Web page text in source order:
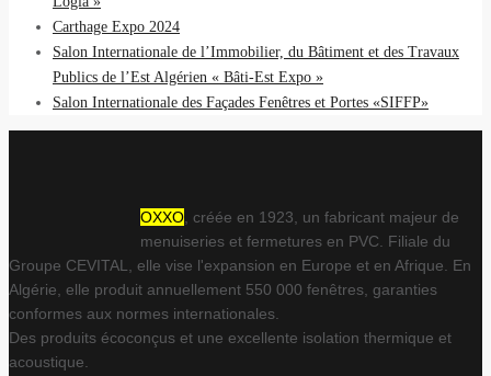
Carthage Expo 2024
Salon Internationale de l’Immobilier, du Bâtiment et des Travaux
Publics de l’Est Algérien « Bâti-Est Expo »
Salon Internationale des Façades Fenêtres et Portes «SIFFP»
OXXO , créée en 1923, un fabricant majeur de
menuiseries et fermetures en PVC. Filiale du
Groupe CEVITAL, elle vise l'expansion en Europe et en Afrique. En
Algérie, elle produit annuellement 550 000 fenêtres, garanties
conformes aux normes internationales.
Des produits écoconçus et une excellente isolation thermique et
acoustique.